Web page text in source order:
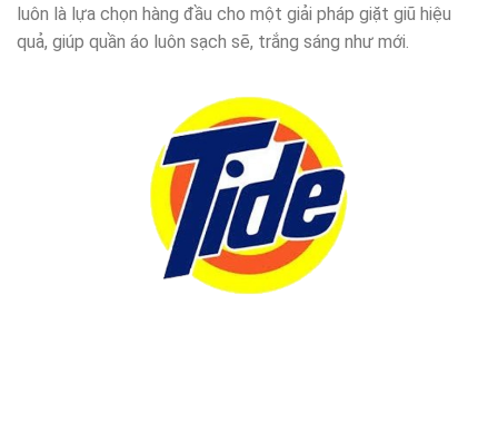
luôn là lựa chọn hàng đầu cho một giải pháp giặt giũ hiệu
quả, giúp quần áo luôn sạch sẽ, trắng sáng như mới.